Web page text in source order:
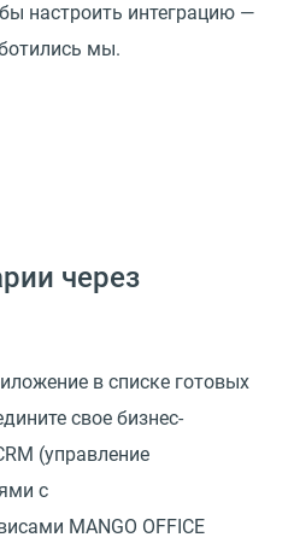
настроить интеграцию —
мы.
через
в списке готовых
свое бизнес-
(управление
с
MANGO OFFICE